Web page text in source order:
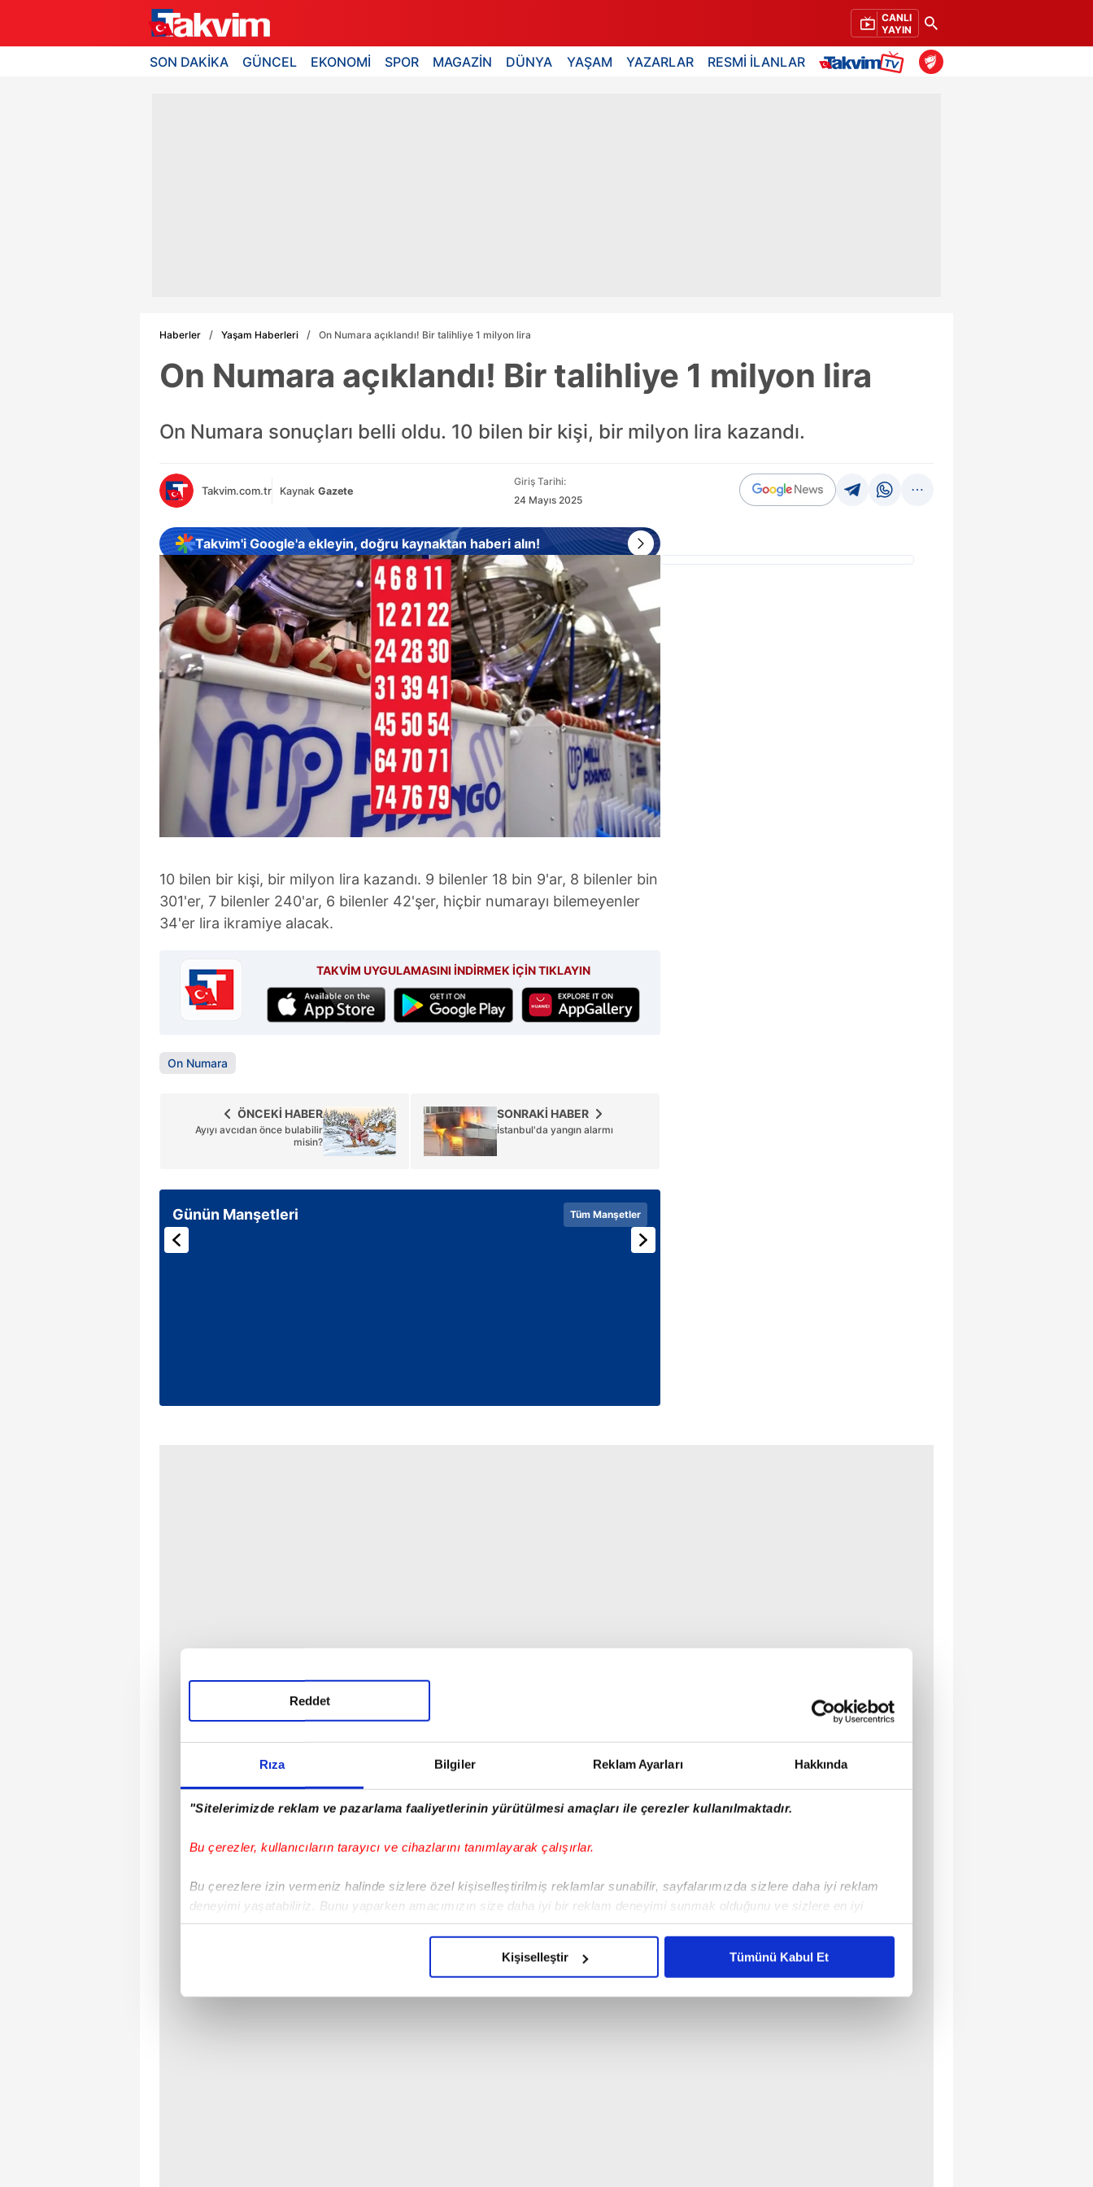
Rıza Bilgiler Reklam Ayarları Hakkında
"Sitelerimizde reklam ve pazarlama faaliyetlerinin yürütülmesi amaçları ile çerezler kullanılmaktadır.
Bu çerezler, kullanıcıların tarayıcı ve cihazlarını tanımlayarak çalışırlar.
Bu çerezlere izin vermeniz halinde sizlere özel kişiselleştirilmiş reklamlar sunabilir, sayfalarımızda sizlere daha iyi reklam
deneyimi yaşatabiliriz. Bunu yaparken amacımızın size daha iyi bir reklam deneyimi sunmak olduğunu ve sizlere en iyi
içerikleri sunabilmek adına elimizden gelen çabayı gösterdiğimizi ve bu noktada, reklamların maliyetlerimizi karşılamak
Reddet
Kişiselleştir Tümünü Kabul Et
CANLI
YAYIN
SON DAKİKA GÜNCEL EKONOMİ SPOR MAGAZİN DÜNYA YAŞAM YAZARLAR RESMİ İLANLAR
Haberler Yaşam Haberleri On Numara açıklandı! Bir talihliye 1 milyon lira
On Numara açıklandı! Bir talihliye 1 milyon lira
On Numara sonuçları belli oldu. 10 bilen bir kişi, bir milyon lira kazandı.
Takvim.com.tr Kaynak Gazete
Giriş Tarihi:
24 Mayıs 2025
Takvim'i Google'a ekleyin, doğru kaynaktan haberi alın!
10 bilen bir kişi, bir milyon lira kazandı. 9 bilenler 18 bin 9'ar, 8 bilenler bin
301'er, 7 bilenler 240'ar, 6 bilenler 42'şer, hiçbir numarayı bilemeyenler
34'er lira ikramiye alacak.
TAKVİM UYGULAMASINI İNDİRMEK İÇİN TIKLAYIN
On Numara
SONRAKİ HABER
İstanbul'da yangın alarmı
ÖNCEKİ HABER
Ayıyı avcıdan önce bulabilir
misin?
Günün Manşetleri Tüm Manşetler